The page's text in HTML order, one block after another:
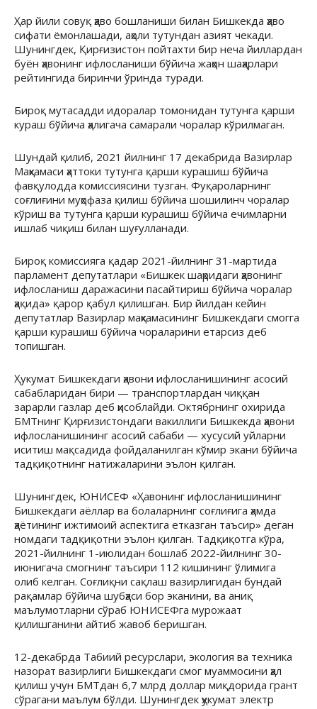
Ҳар йили совуқ ҳаво бошланиши билан Бишкекда ҳаво
сифати ёмонлашади, аҳоли тутундан азият чекади.
Шунингдек, Қирғизистон пойтахти бир неча йиллардан
буён ҳавонинг ифлосланиши бўйича жаҳон шаҳарлари
рейтингида биринчи ўринда туради.
Бироқ мутасадди идоралар томонидан тутунга қарши
кураш бўйича ҳалигача самарали чоралар кўрилмаган.
Шундай қилиб, 2021 йилнинг 17 декабрида Вазирлар
Маҳкамаси ҳаттоки тутунга қарши курашиш бўйича
фавқулодда комиссиясини тузган. Фуқароларнинг
соғлиғини муҳофаза қилиш бўйича шошилинч чоралар
кўриш ва тутунга қарши курашиш бўйича ечимларни
ишлаб чиқиш билан шуғулланади.
Бироқ комиссияга қадар 2021-йилнинг 31-мартида
парламент депутатлари «Бишкек шаҳридаги ҳавонинг
ифлосланиш даражасини пасайтириш бўйича чоралар
ҳақида» қарор қабул қилишган. Бир йилдан кейин
депутатлар Вазирлар маҳкамасининг Бишкекдаги смогга
қарши курашиш бўйича чораларини етарсиз деб
топишган.
Ҳукумат Бишкекдаги ҳавони ифлосланишининг асосий
сабабларидан бири — транспортлардан чиққан
зарарли газлар деб ҳисоблайди. Октябрнинг охирида
БМТнинг Қирғизистондаги вакиллиги Бишкекда ҳавони
ифлосланишининг асосий сабаби — хусусий уйларни
иситиш мақсадида фойдаланилган кўмир экани бўйича
тадқиқотнинг натижаларини эълон қилган.
Шунингдек, ЮНИСЕФ «Ҳавонинг ифлосланишининг
Бишкекдаги аёллар ва болаларнинг соғлиғига ҳамда
ҳаётининг ижтимоий аспектига етказган таъсир» деган
номдаги тадқиқотни эълон қилган. Тадқиқотга кўра,
2021-йилнинг 1-июлидан бошлаб 2022-йилнинг 30-
июнигача смогнинг таъсири 112 кишининг ўлимига
олиб келган. Соғлиқни сақлаш вазирлигидан бундай
рақамлар бўйича шубҳаси бор эканини, ва аниқ
маълумотларни сўраб ЮНИСЕФга мурожаат
қилишганини айтиб жавоб беришган.
12-декабрда Табиий ресурслари, экология ва техника
назорат вазирлиги Бишкекдаги смог муаммосини ҳал
қилиш учун БМТдан 6,7 млрд доллар миқдорида грант
сўрагани маълум бўлди. Шунингдек ҳукумат электр